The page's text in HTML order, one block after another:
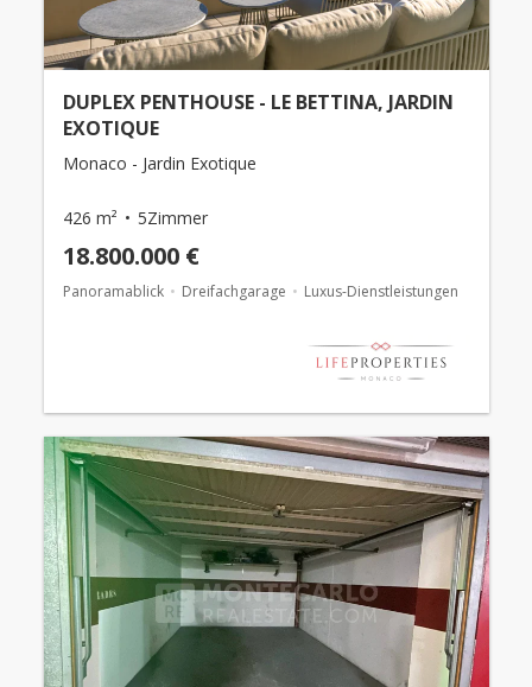
DUPLEX PENTHOUSE - LE BETTINA, JARDIN
EXOTIQUE
Monaco - Jardin Exotique
426 m² 5Zimmer
18.800.000 €
Panoramablick Dreifachgarage Luxus-Dienstleistungen